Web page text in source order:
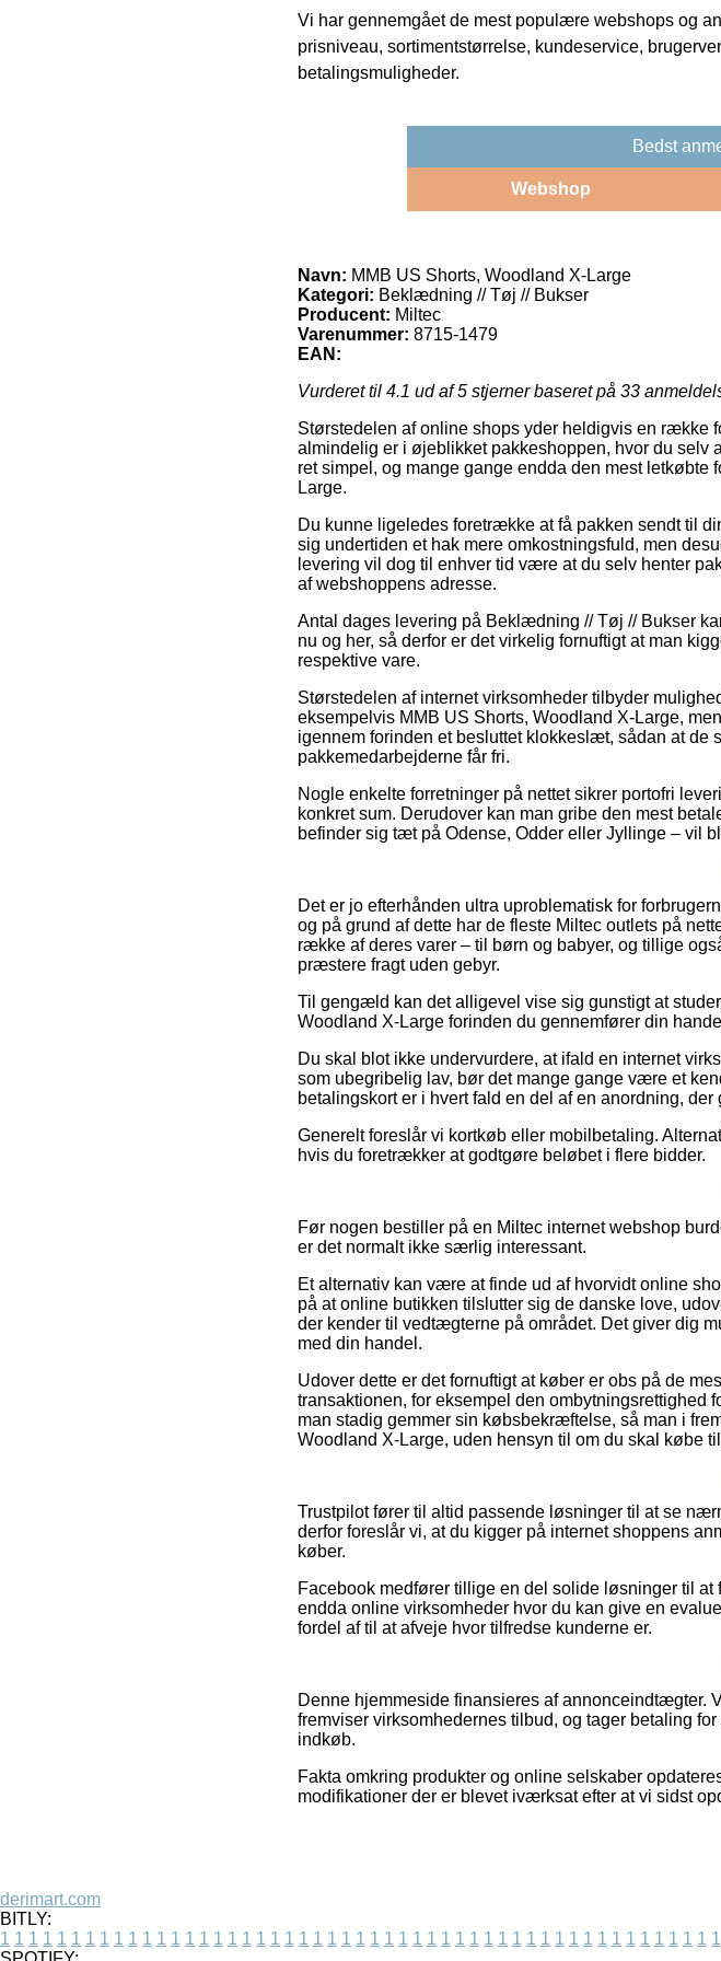
Vi har gennemgået de mest populære webshops og
prisniveau, sortimentstørrelse, kundeservice,
betalingsmuligheder.
Bedst
Webshop
Navn: MMB US Shorts, Woodland X-Large
Kategori: Beklædning // Tøj // Bukser
Producent: Miltec
Varenummer: 8715-1479
EAN:
Vurderet til 4.1 ud af 5 stjerner baseret på 33
Størstedelen af online shops yder heldigvis en række
almindelig er i øjeblikket pakkeshoppen, hvor du selv
ret simpel, og mange gange endda den mest
Large.
Du kunne ligeledes foretrække at få pakken sendt til
sig undertiden et hak mere omkostningsfuld, men
levering vil dog til enhver tid være at du selv henter
af webshoppens adresse.
Antal dages levering på Beklædning // Tøj // Bukser
nu og her, så derfor er det virkelig fornuftigt at man
respektive vare.
Størstedelen af internet virksomheder tilbyder
eksempelvis MMB US Shorts, Woodland X-Large,
igennem forinden et besluttet klokkeslæt, sådan at de
pakkemedarbejderne får fri.
Nogle enkelte forretninger på nettet sikrer portofri
konkret sum. Derudover kan man gribe den mest
befinder sig tæt på Odense, Odder eller Jyllinge – vil
Det er jo efterhånden ultra uproblematisk for
og på grund af dette har de fleste Miltec outlets på
række af deres varer – til børn og babyer, og tillige
præstere fragt uden gebyr.
Til gengæld kan det alligevel vise sig gunstigt at
Woodland X-Large forinden du gennemfører din
Du skal blot ikke undervurdere, at ifald en internet
som ubegribelig lav, bør det mange gange være et
betalingskort er i hvert fald en del af en anordning,
Generelt foreslår vi kortkøb eller mobilbetaling.
hvis du foretrækker at godtgøre beløbet i flere bidder.
Før nogen bestiller på en Miltec internet webshop
er det normalt ikke særlig interessant.
Et alternativ kan være at finde ud af hvorvidt online
på at online butikken tilslutter sig de danske love,
der kender til vedtægterne på området. Det giver dig
med din handel.
Udover dette er det fornuftigt at køber er obs på de
transaktionen, for eksempel den ombytningsrettighed
man stadig gemmer sin købsbekræftelse, så man i
Woodland X-Large, uden hensyn til om du skal købe
Trustpilot fører til altid passende løsninger til at se
derfor foreslår vi, at du kigger på internet shoppens
køber.
Facebook medfører tillige en del solide løsninger til
endda online virksomheder hvor du kan give en
fordel af til at afveje hvor tilfredse kunderne er.
Denne hjemmeside finansieres af annonceindtægter.
fremviser virksomhedernes tilbud, og tager betaling
indkøb.
Fakta omkring produkter og online selskaber
modifikationer der er blevet iværksat efter at vi sidst
derimart.com
BITLY:
1 1 1 1 1 1 1 1 1 1 1 1 1 1 1 1 1 1 1 1 1 1 1 1 1 1 1 1 1 1 1 1 1 1 1 1 1 1 1 1 1 1 1 1 1 1 1 1 1 1 1